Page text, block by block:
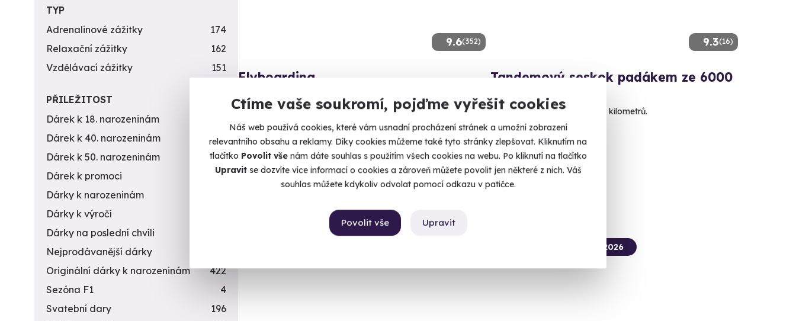
Ctíme vaše soukromí, pojďme vyřešit cookies
Náš web používá cookies, které vám usnadní procházení stránek a umožní zobrazení
relevantního obsahu a reklamy. Díky cookies můžeme také tyto stránky zlepšovat. Kliknutím na
tlačítko Povolit vše nám dáte souhlas s použitím všech cookies na webu. Po kliknutí na tlačítko
Upravitse dozvíte více informací o cookies a zároveň můžete povolit jen některé z nich. Váš
souhlas můžete kdykoliv odvolat pomocí odkazu v patičce.
Upravit
Povolit vše
9.6(352)
Flyboarding
Jen vy, flyboard a 4 metry pod vámi. Letíte!
Plzeň (Ejpovice)
(+ 14 dalších lokalit)
1 590 Kč
9.3(16)
Tandemový seskok padákem ze 6000
Vyskočte z letadla až ze šesti kilometrů.
Líně (Plzeň)
(+ 5 dalších lokalit)
9 150 Kč
Volný termín už 07. 08. 2026
TYP
Adrenalinové zážitky
174
Relaxační zážitky
162
Vzdělávací zážitky
151
PŘILEŽITOST
Dárek k 18. narozeninám
Dárek k 40. narozeninám
453
Dárek k 50. narozeninám
378
Dárek k promoci
245
Dárky k narozeninám
Dárky k výročí
Dárky na poslední chvíli
Nejprodávanější dárky
Originální dárky k narozeninám
422
Sezóna F1
4
Svatební dary
196